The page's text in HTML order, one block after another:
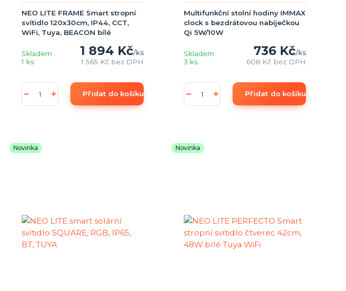
NEO LITE FRAME Smart stropní
svítidlo 120x30cm, IP44, CCT,
WiFi, Tuya, BEACON bílé
1 894 Kč/ks
1 565 Kč bez DPH
Skladem
1 ks
Přidat do košíku
Multifunkční stolní hodiny IMMAX
clock s bezdrátovou nabíječkou
Qi 5W/10W
736 Kč/ks
608 Kč bez DPH
Skladem
3 ks
Přidat do košíku
Novinka Novinka